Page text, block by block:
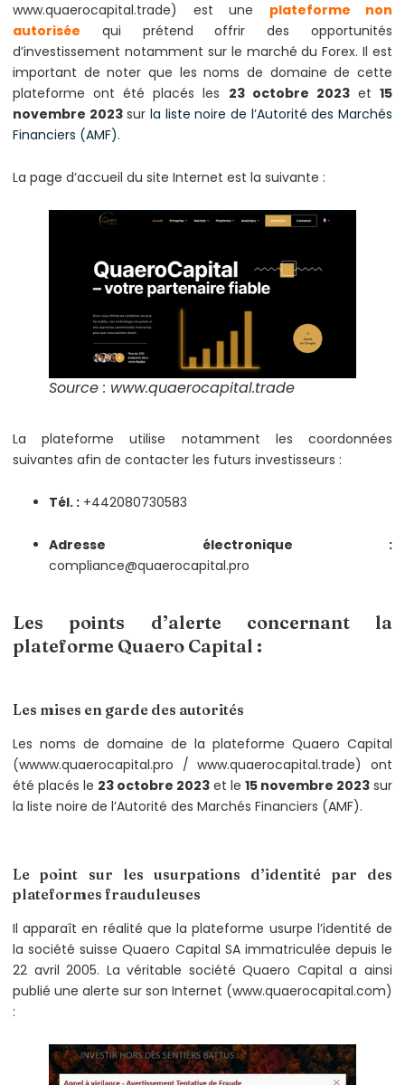
www.quaerocapital.trade) est une plateforme non
autorisée qui prétend offrir des opportunités
d’investissement notamment sur le marché du Forex. Il est
important de noter que les noms de domaine de cette
plateforme ont été placés les 23 octobre 2023et15
novembre 2023surla liste noire de l’Autorité des Marchés
Financiers (AMF).
La page d’accueil du site Internet est la suivante :
Source : www.quaerocapital.trade
La plateforme utilise notamment les coordonnées
suivantes afin de contacter les futurs investisseurs :
Tél. : +442080730583
Adresse électronique :
compliance@quaerocapital.pro
Les points d’alerte concernant la
plateforme Quaero Capital :
Les mises en garde des autorités
Les noms de domaine de la plateforme Quaero Capital
(wwww.quaerocapital.pro / www.quaerocapital.trade) ont
été placés le 23 octobre 2023 et le 15 novembre 2023 sur
la liste noire de l’Autorité des Marchés Financiers (AMF).
Le point sur les usurpations d’identité par des
plateformes frauduleuses
Il apparaît en réalité que la plateforme usurpe l’identité de
la société suisse Quaero Capital SA immatriculée depuis le
22 avril 2005. La véritable société Quaero Capital a ainsi
publié une alerte sur son Internet (www.quaerocapital.com)
: